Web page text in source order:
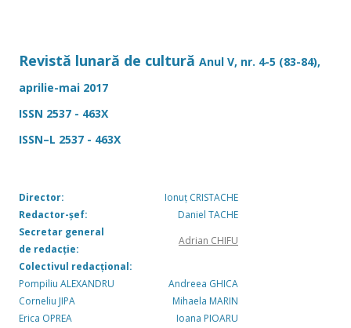
Revistă lunară de cultură Anul V, nr. 4-5 (83-84),
aprilie-mai 2017
ISSN 2537 - 463X
ISSN–L 2537 - 463X
Director:
Ionuț CRISTACHE
Redactor-șef:
Daniel TACHE
Secretar general
de redacție:
Adrian CHIFU
Colectivul redacțional:
Pompiliu ALEXANDRU
Andreea GHICA
Corneliu JIPA
Mihaela MARIN
Erica OPREA
Ioana PIOARU